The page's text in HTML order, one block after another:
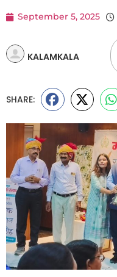
September 5, 2025
KALAMKALA
SHARE: